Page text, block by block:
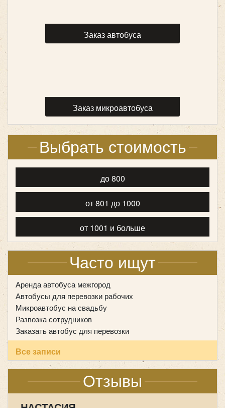
Заказ автобуса
Заказ микроавтобуса
Выбрать стоимость
до 800
от 801 до 1000
от 1001 и больше
Часто ищут
Аренда автобуса межгород
Автобусы для перевозки рабочих
Микроавтобус на свадьбу
Развозка сотрудников
Заказать автобус для перевозки
Все записи
Отзывы